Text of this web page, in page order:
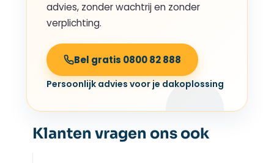
advies, zonder wachtrij en zonder
verplichting.
Bel gratis 0800 82 888
Persoonlijk advies voor je dakoplossing
Klanten vragen ons ook